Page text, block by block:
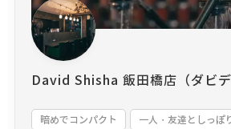
David Shisha 飯田橋店（ダビデ
暗めでコンパクト
一人・友達としっぽ